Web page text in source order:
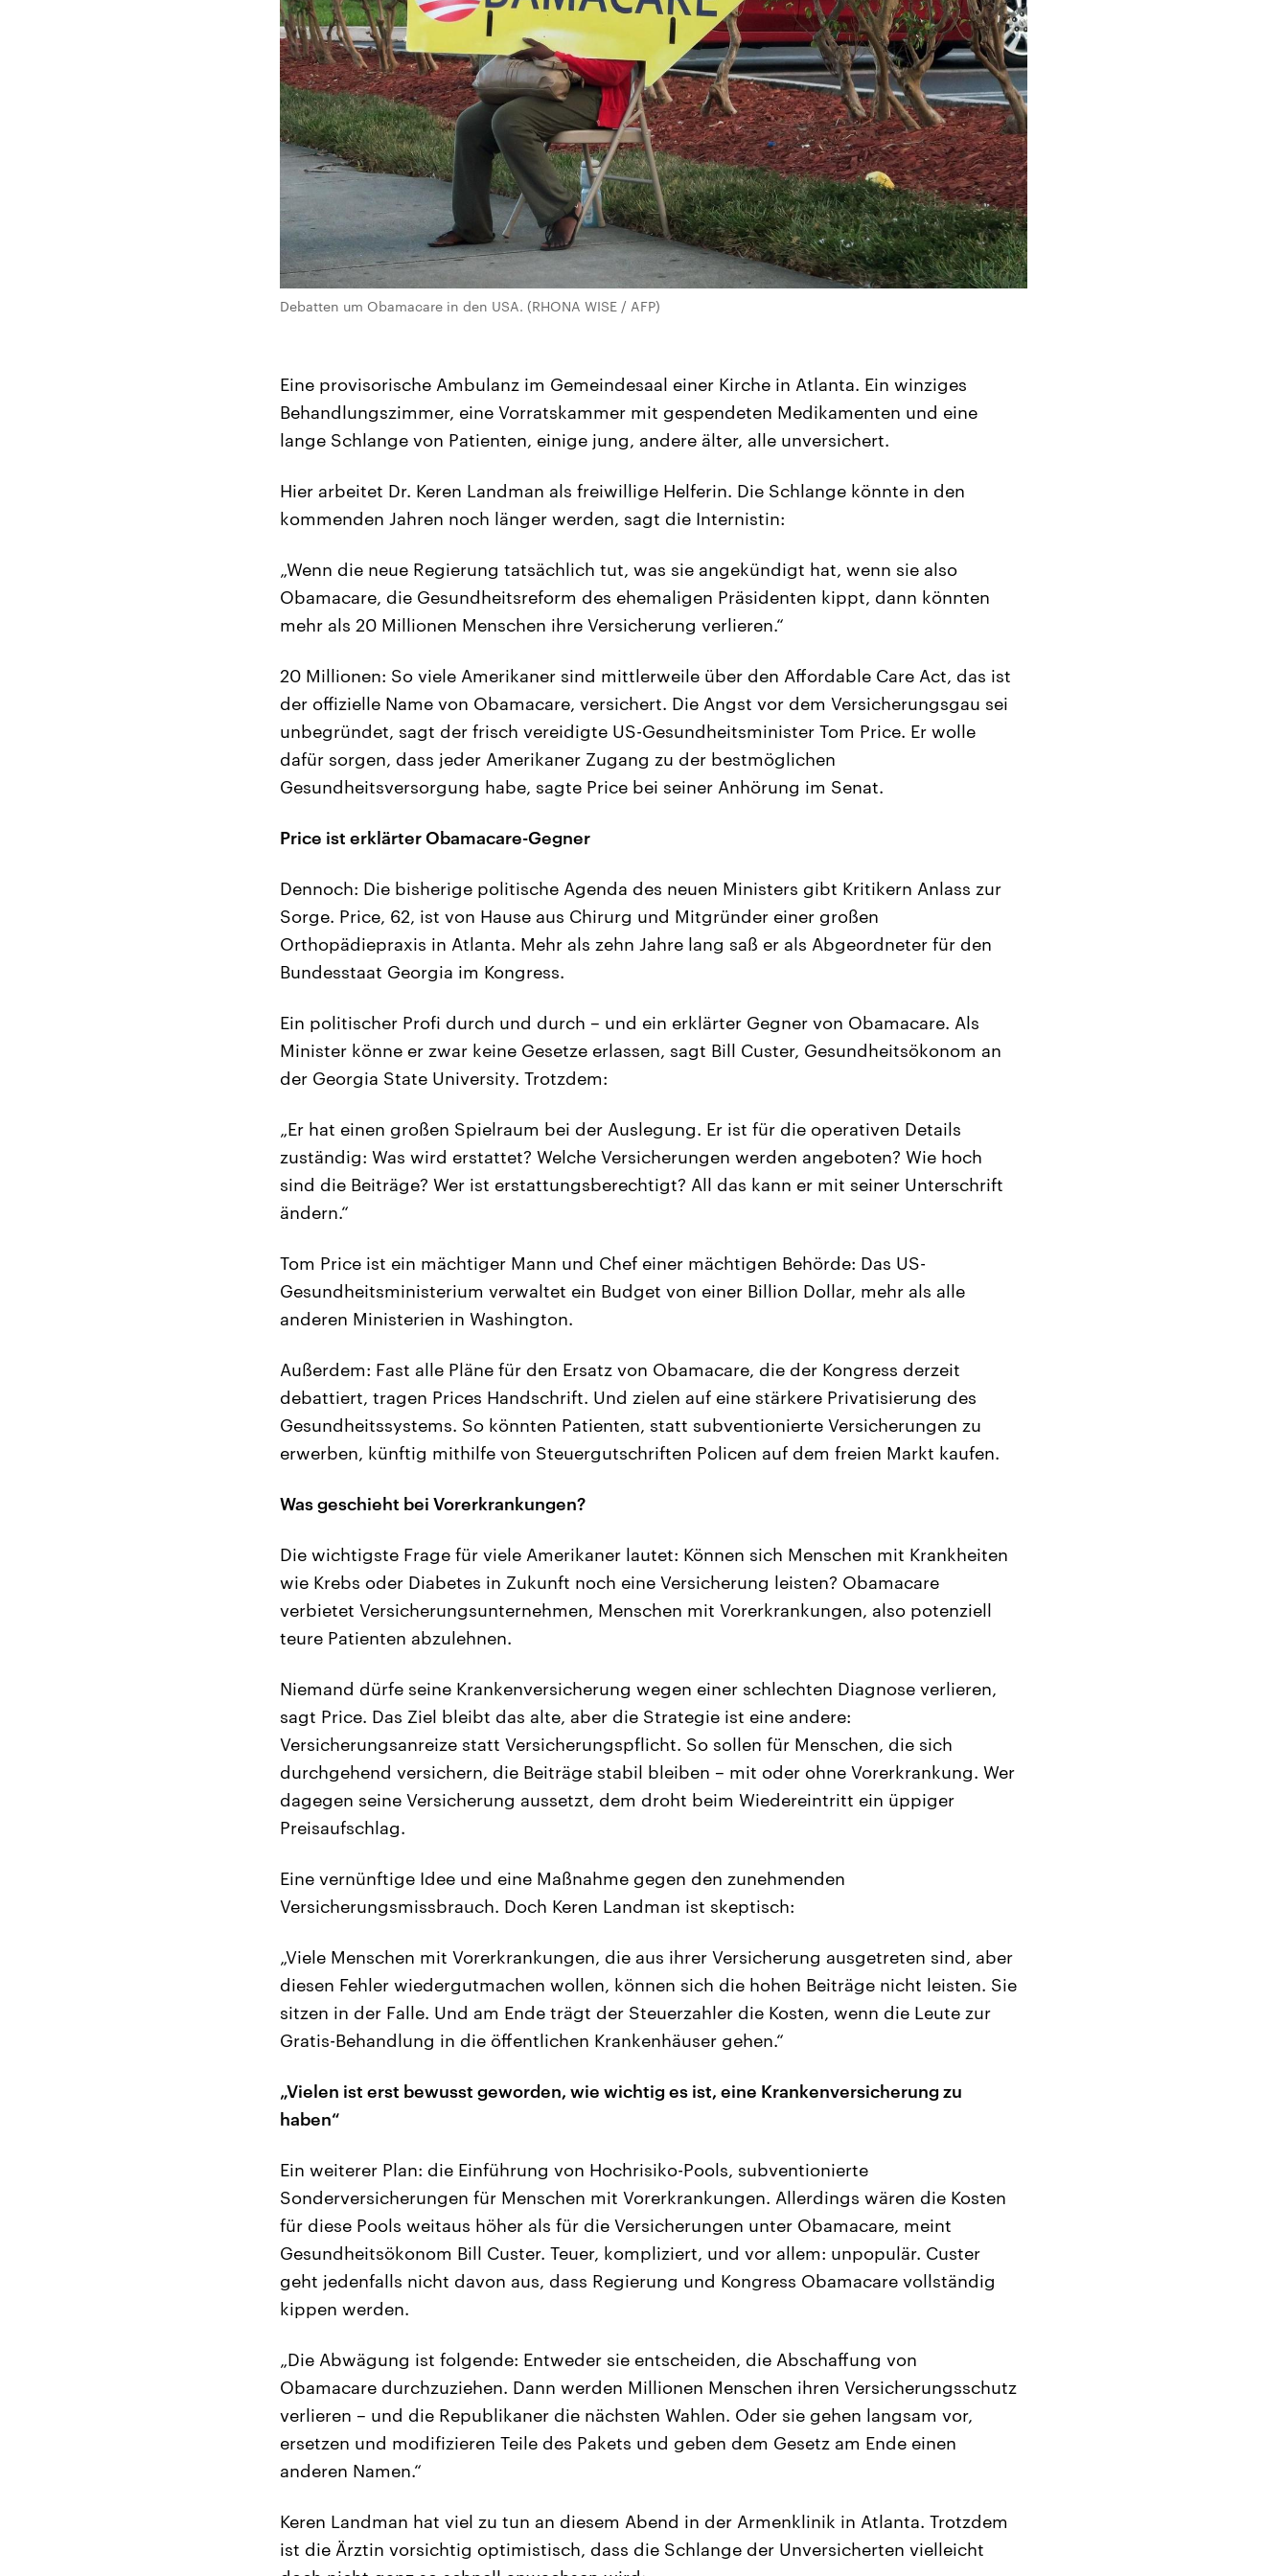
Debatten um Obamacare in den USA. (RHONA WISE / AFP)
Eine provisorische Ambulanz im Gemeindesaal einer Kirche in Atlanta. Ein winziges
Behandlungszimmer, eine Vorratskammer mit gespendeten Medikamenten und eine
lange Schlange von Patienten, einige jung, andere älter, alle unversichert.
Hier arbeitet Dr. Keren Landman als freiwillige Helferin. Die Schlange könnte in den
kommenden Jahren noch länger werden, sagt die Internistin:
„Wenn die neue Regierung tatsächlich tut, was sie angekündigt hat, wenn sie also
Obamacare, die Gesundheitsreform des ehemaligen Präsidenten kippt, dann könnten
mehr als 20 Millionen Menschen ihre Versicherung verlieren.“
20 Millionen: So viele Amerikaner sind mittlerweile über den Affordable Care Act, das ist
der offizielle Name von Obamacare, versichert. Die Angst vor dem Versicherungsgau sei
unbegründet, sagt der frisch vereidigte US-Gesundheitsminister Tom Price. Er wolle
dafür sorgen, dass jeder Amerikaner Zugang zu der bestmöglichen
Gesundheitsversorgung habe, sagte Price bei seiner Anhörung im Senat.
Price ist erklärter Obamacare-Gegner
Dennoch: Die bisherige politische Agenda des neuen Ministers gibt Kritikern Anlass zur
Sorge. Price, 62, ist von Hause aus Chirurg und Mitgründer einer großen
Orthopädiepraxis in Atlanta. Mehr als zehn Jahre lang saß er als Abgeordneter für den
Bundesstaat Georgia im Kongress.
Ein politischer Profi durch und durch – und ein erklärter Gegner von Obamacare. Als
Minister könne er zwar keine Gesetze erlassen, sagt Bill Custer, Gesundheitsökonom an
der Georgia State University. Trotzdem:
„Er hat einen großen Spielraum bei der Auslegung. Er ist für die operativen Details
zuständig: Was wird erstattet? Welche Versicherungen werden angeboten? Wie hoch
sind die Beiträge? Wer ist erstattungsberechtigt? All das kann er mit seiner Unterschrift
ändern.“
Tom Price ist ein mächtiger Mann und Chef einer mächtigen Behörde: Das US-
Gesundheitsministerium verwaltet ein Budget von einer Billion Dollar, mehr als alle
anderen Ministerien in Washington.
Außerdem: Fast alle Pläne für den Ersatz von Obamacare, die der Kongress derzeit
debattiert, tragen Prices Handschrift. Und zielen auf eine stärkere Privatisierung des
Gesundheitssystems. So könnten Patienten, statt subventionierte Versicherungen zu
erwerben, künftig mithilfe von Steuergutschriften Policen auf dem freien Markt kaufen.
Was geschieht bei Vorerkrankungen?
Die wichtigste Frage für viele Amerikaner lautet: Können sich Menschen mit Krankheiten
wie Krebs oder Diabetes in Zukunft noch eine Versicherung leisten? Obamacare
verbietet Versicherungsunternehmen, Menschen mit Vorerkrankungen, also potenziell
teure Patienten abzulehnen.
Niemand dürfe seine Krankenversicherung wegen einer schlechten Diagnose verlieren,
sagt Price. Das Ziel bleibt das alte, aber die Strategie ist eine andere:
Versicherungsanreize statt Versicherungspflicht. So sollen für Menschen, die sich
durchgehend versichern, die Beiträge stabil bleiben – mit oder ohne Vorerkrankung. Wer
dagegen seine Versicherung aussetzt, dem droht beim Wiedereintritt ein üppiger
Preisaufschlag.
Eine vernünftige Idee und eine Maßnahme gegen den zunehmenden
Versicherungsmissbrauch. Doch Keren Landman ist skeptisch:
„Viele Menschen mit Vorerkrankungen, die aus ihrer Versicherung ausgetreten sind, aber
diesen Fehler wiedergutmachen wollen, können sich die hohen Beiträge nicht leisten. Sie
sitzen in der Falle. Und am Ende trägt der Steuerzahler die Kosten, wenn die Leute zur
Gratis-Behandlung in die öffentlichen Krankenhäuser gehen.“
„Vielen ist erst bewusst geworden, wie wichtig es ist, eine Krankenversicherung zu
haben“
Ein weiterer Plan: die Einführung von Hochrisiko-Pools, subventionierte
Sonderversicherungen für Menschen mit Vorerkrankungen. Allerdings wären die Kosten
für diese Pools weitaus höher als für die Versicherungen unter Obamacare, meint
Gesundheitsökonom Bill Custer. Teuer, kompliziert, und vor allem: unpopulär. Custer
geht jedenfalls nicht davon aus, dass Regierung und Kongress Obamacare vollständig
kippen werden.
„Die Abwägung ist folgende: Entweder sie entscheiden, die Abschaffung von
Obamacare durchzuziehen. Dann werden Millionen Menschen ihren Versicherungsschutz
verlieren – und die Republikaner die nächsten Wahlen. Oder sie gehen langsam vor,
ersetzen und modifizieren Teile des Pakets und geben dem Gesetz am Ende einen
anderen Namen.“
Keren Landman hat viel zu tun an diesem Abend in der Armenklinik in Atlanta. Trotzdem
ist die Ärztin vorsichtig optimistisch, dass die Schlange der Unversicherten vielleicht